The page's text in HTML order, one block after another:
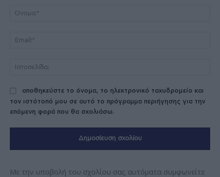
αποθηκεύστε το όνομα, το ηλεκτρονικό ταχυδρομείο και
τον ιστότοπό μου σε αυτό το πρόγραμμα περιήγησης για την
επόμενη φορά που θα σχολιάσω.
Με την υποβολή του σχολίου σας αυτόματα συμφωνείτε